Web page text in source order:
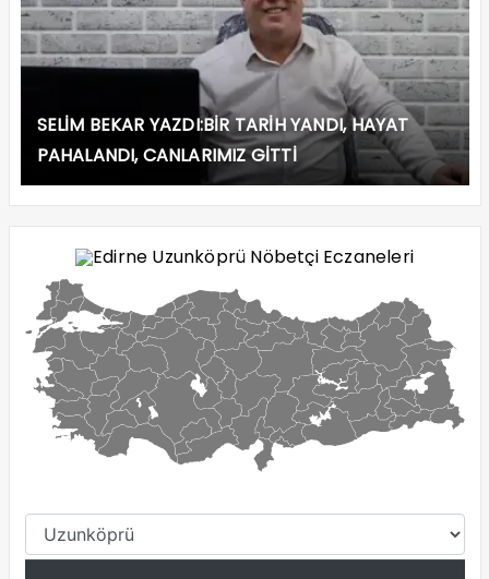
SELİM BEKAR YAZDI:BİR TARİH YANDI, HAYAT
PAHALANDI, CANLARIMIZ GİTTİ